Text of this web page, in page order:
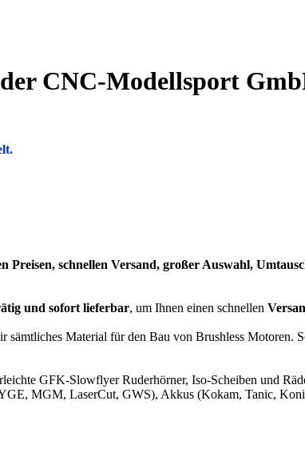
CNC-Modellsport
Preisen, schnellen Versand, großer Auswahl,
und sofort lieferbar, um Ihnen einen schnellen
sämtliches Material für den Bau von Brushless
GFK-Slowflyer Ruderhörner, Iso-Scheiben und
MGM, LaserCut, GWS), Akkus (Kokam, Tanic,